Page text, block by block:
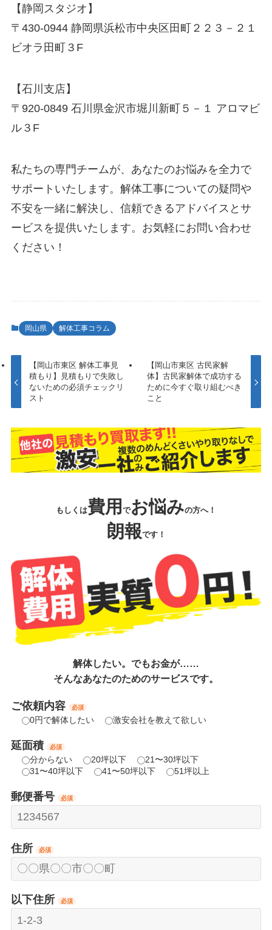
【静岡スタジオ】
〒430-0944 静岡県浜松市中央区田町２２３－２１
ビオラ田町３F
【石川支店】
〒920-0849 石川県金沢市堀川新町５－１ アロマビ
ル３F
私たちの専門チームが、あなたのお悩みを全力で
サポートいたします。解体工事についての疑問や
不安を一緒に解決し、信頼できるアドバイスとサ
ービスを提供いたします。お気軽にお問い合わせ
ください！
岡山県 解体工事コラム
【岡山市東区 解体工事見
積もり】見積もりで失敗し
ないための必須チェックリ
スト
【岡山市東区 古民家解
体】古民家解体で成功する
ために今すぐ取り組むべき
こと
もしくは費用 でお悩みの方へ！
朗報です！
解体したい。でもお金が……
そんなあなたのためのサービスです。
ご依頼内容 必須
0円で解体したい 激安会社を教えて欲しい
延面積 必須
分からない 20坪以下
21〜30坪以下
31〜40坪以下
41〜50坪以下 51坪以上
郵便番号 必須
住所 必須
以下住所 必須